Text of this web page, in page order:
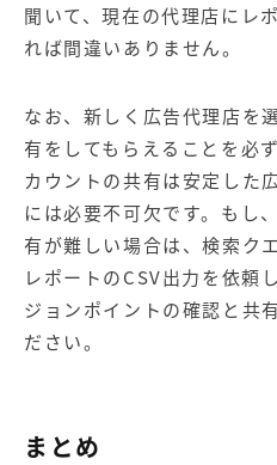
聞いて、現在の代理店にレ
れば間違いありません。
なお、新しく広告代理店を
有をしてもらえることを必
カウントの共有は安定した
には必要不可欠です。もし
有が難しい場合は、検索ク
レポートのCSV出力を依頼
ジョンポイントの確認と共
ださい。
まとめ